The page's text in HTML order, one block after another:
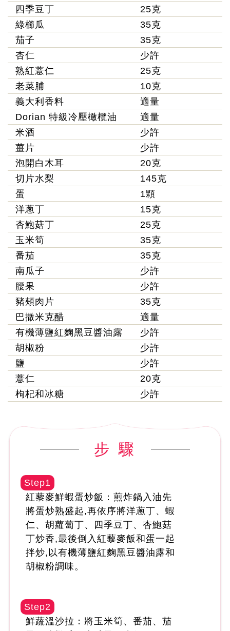
四季豆丁
25克
綠櫛瓜
35克
茄子
35克
杏仁
少許
熟紅薏仁
25克
老菜脯
10克
義大利香料
適量
Dorian 特級冷壓橄欖油
適量
米酒
少許
薑片
少許
泡開白木耳
20克
切片水梨
145克
蛋
1顆
洋蔥丁
15克
杏鮑菇丁
25克
玉米筍
35克
番茄
35克
南瓜子
少許
腰果
少許
豬頰肉片
35克
巴撒米克醋
適量
有機薄鹽紅麴黑豆醬油露
少許
胡椒粉
少許
鹽
少許
薏仁
20克
枸杞和冰糖
少許
步 驟
Step1
紅藜麥鮮蝦蛋炒飯：煎炸鍋入油先
將蛋炒熟盛起,再依序將洋蔥丁、蝦
仁、胡蘿蔔丁、四季豆丁、杏鮑菇
丁炒香,最後倒入紅藜麥飯和蛋一起
拌炒,以有機薄鹽紅麴黑豆醬油露和
胡椒粉調味。
Step2
鮮蔬溫沙拉：將玉米筍、番茄、茄